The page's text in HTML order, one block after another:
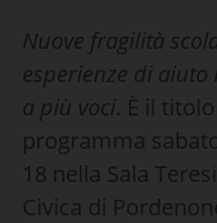
Nuove fragilità
esperienze di
a più voci. È il
programma
18 nella Sala
Civica di